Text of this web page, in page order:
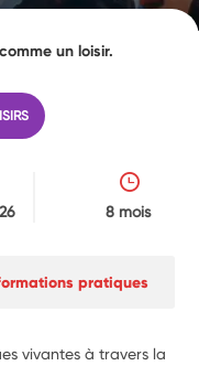
un loisir.
8 mois
pratiques
vivantes à travers la